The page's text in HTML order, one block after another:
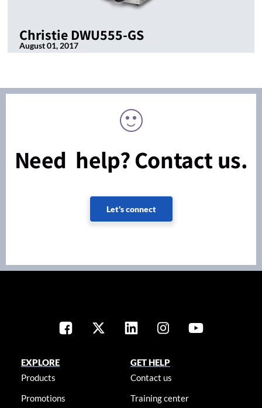
Christie DWU555-GS
August 01, 2017
Need help? Contact us.
Let's connect
EXPLORE
Products
Promotions
GET HELP
Contact us
Training center